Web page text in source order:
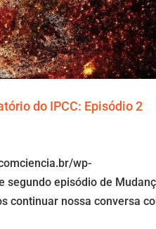
do IPCC: Episódio 2
wp-
episódio de
continuar nossa conversa